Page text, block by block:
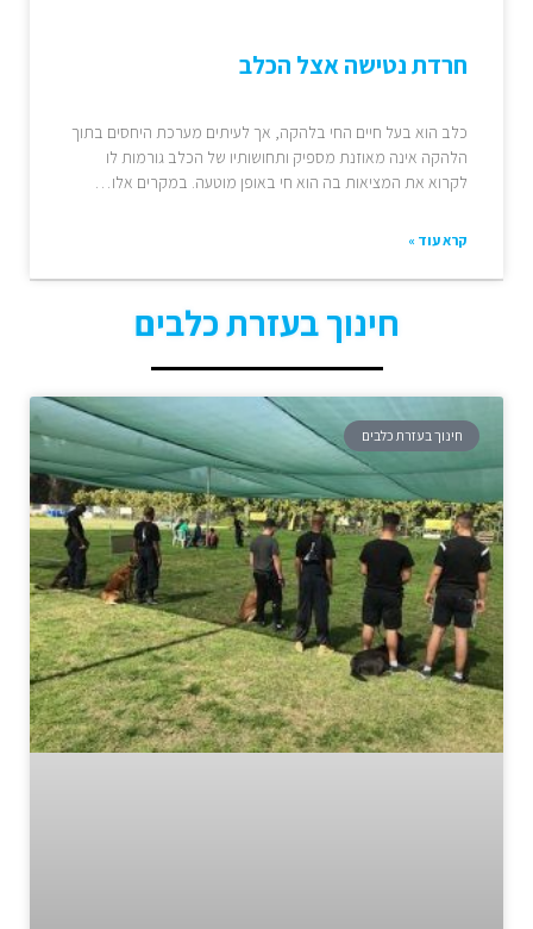
חרדת נטישה אצל הכלב
כלב הוא בעל חיים החי בלהקה, אך לעיתים מערכת היחסים בתוך
הלהקה אינה מאוזנת מספיק ותחושותיו של הכלב גורמות לו
לקרוא את המציאות בה הוא חי באופן מוטעה. במקרים אלו…
קרא עוד »
חינוך בעזרת כלבים
חינוך בעזרת כלבים